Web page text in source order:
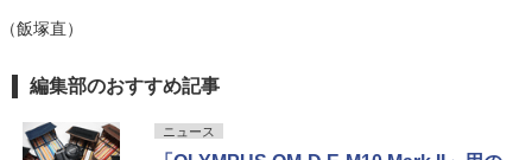
（飯塚直）
編集部のおすすめ記事
ニュース